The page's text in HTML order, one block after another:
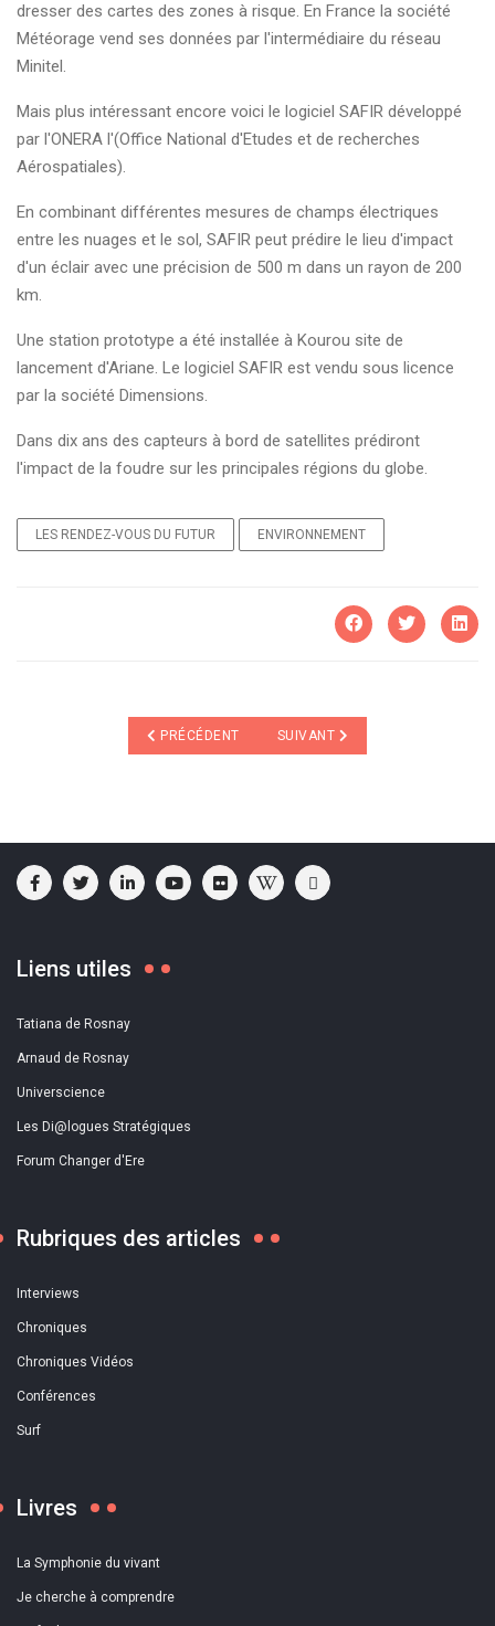
dresser des cartes des zones à risque. En France la société
Météorage vend ses données par l'intermédiaire du réseau
Minitel.
Mais plus intéressant encore voici le logiciel SAFIR développé
par l'ONERA l'(Office National d'Etudes et de recherches
Aérospatiales).
En combinant différentes mesures de champs électriques
entre les nuages et le sol, SAFIR peut prédire le lieu d'impact
d'un éclair avec une précision de 500 m dans un rayon de 200
km.
Une station prototype a été installée à Kourou site de
lancement d'Ariane. Le logiciel SAFIR est vendu sous licence
par la société Dimensions.
Dans dix ans des capteurs à bord de satellites prédiront
l'impact de la foudre sur les principales régions du globe.
LES RENDEZ-VOUS DU FUTUR ENVIRONNEMENT
ARTICLE PRÉCÉDENT : LE COUSSIN QUI SAUVE
PRÉCÉDENT ARTICLE SUIVANT : BON ET
SUIVANT
Liens utiles
Tatiana de Rosnay
Arnaud de Rosnay
Universcience
Les Di@logues Stratégiques
Forum Changer d'Ere
Rubriques des articles
Interviews
Chroniques
Chroniques Vidéos
Conférences
Surf
Livres
La Symphonie du vivant
Je cherche à comprendre